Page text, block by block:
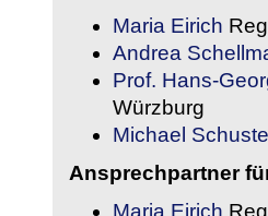
Maria Eirich
Andrea
Prof. Hans-
Würzburg
Michael
Ansprechpartner
Maria Eirich